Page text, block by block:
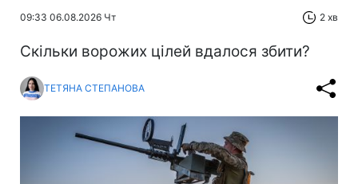
09:33 06.08.2026 Чт 2 хв
Скільки ворожих цілей вдалося збити?
ТЕТЯНА СТЕПАНОВА